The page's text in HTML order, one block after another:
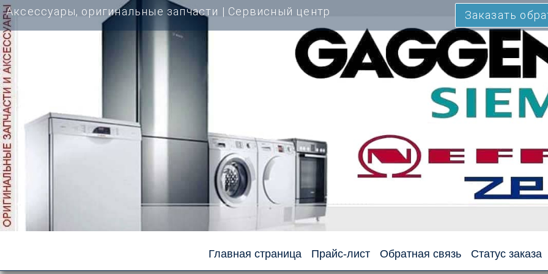
Перейти
к
содержимому
Аксессуары, оригинальные запчасти | Cервисный центр Заказать
Главная страница Прайс-лист Обратная связь Статус заказа